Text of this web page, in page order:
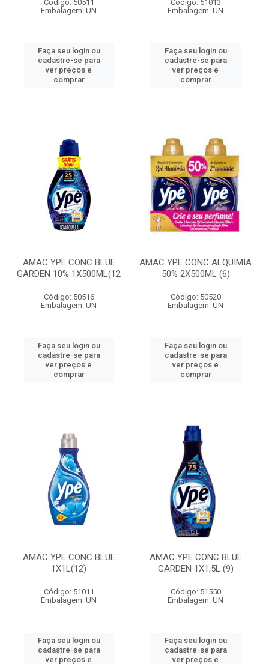
Código: 50511
Embalagem: UN
Faça seu login ou
cadastre-se para
ver preços e
comprar
Código: 51013
Embalagem: UN
Faça seu login ou
cadastre-se para
ver preços e
comprar
AMAC YPE CONC BLUE
GARDEN 10% 1X500ML(12
Código: 50516
Embalagem: UN
Faça seu login ou
cadastre-se para
ver preços e
comprar
AMAC YPE CONC ALQUIMIA
50% 2X500ML (6)
Código: 50520
Embalagem: UN
Faça seu login ou
cadastre-se para
ver preços e
comprar
AMAC YPE CONC BLUE
1X1L(12)
Código: 51011
Embalagem: UN
Faça seu login ou
cadastre-se para
ver preços e
AMAC YPE CONC BLUE
GARDEN 1X1,5L (9)
Código: 51550
Embalagem: UN
Faça seu login ou
cadastre-se para
ver preços e